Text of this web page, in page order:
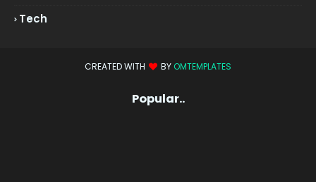
Tech
CREATED WITH BY OMTEMPLATES
Popular..